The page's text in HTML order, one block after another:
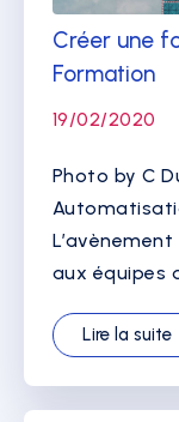
Créer une
Formation
19/02/2020
Photo by C
aux équipes
Lire la suite